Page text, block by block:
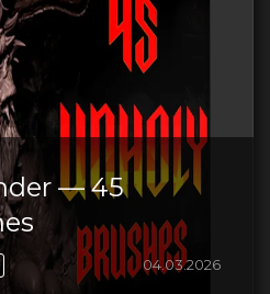
— 45
04.03.2026